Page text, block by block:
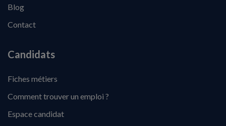
Blog
Contact
Candidats
Fiches métiers
Comment trouver un emploi ?
Espace candidat